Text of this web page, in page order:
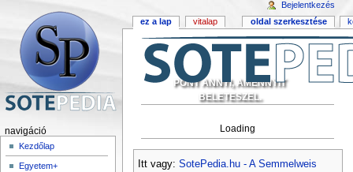
PONT ANNYI, AMENNYIT
BELETESZEL.
Loading
Itt vagy: SotePedia.hu - A Semmelweis
ez a lap vitalap oldal szerkesztése
Bejelentkezés
navigáció
Kezdőlap
Egyetem+